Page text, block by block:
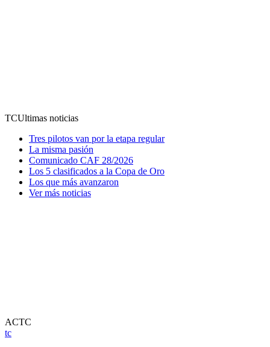
TCUltimas noticias
Tres pilotos van por la etapa regular
La misma pasión
Comunicado CAF 28/2026
Los 5 clasificados a la Copa de Oro
Los que más avanzaron
Ver más noticias
ACTC
tc